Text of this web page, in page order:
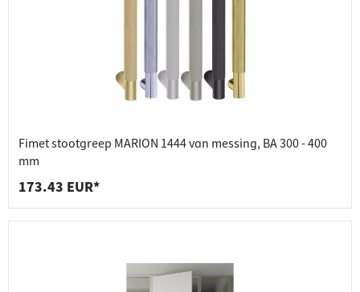
Fimet stootgreep MARION 1444 van messing, BA 300 - 400
mm
173.43 EUR*